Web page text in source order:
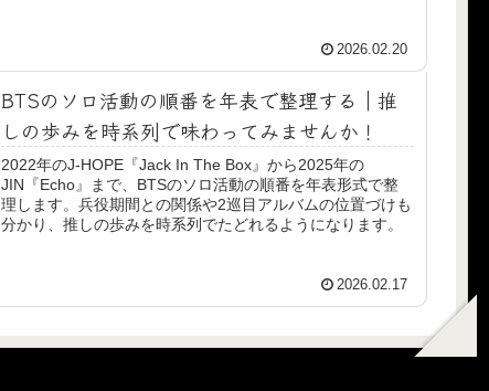
2026.02.20
BTSのソロ活動の順番を年表で整理する｜推
しの歩みを時系列で味わってみませんか！
2022年のJ-HOPE『Jack In The Box』から2025年の
JIN『Echo』まで、BTSのソロ活動の順番を年表形式で整
理します。兵役期間との関係や2巡目アルバムの位置づけも
分かり、推しの歩みを時系列でたどれるようになります。
2026.02.17